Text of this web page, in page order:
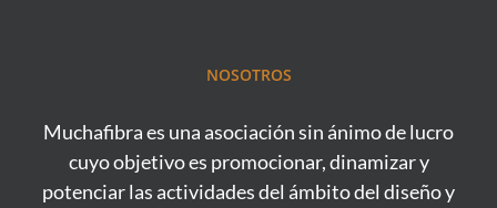
NOSOTROS
Muchafibra es una asociación sin ánimo de lucro
cuyo objetivo es promocionar, dinamizar y
potenciar las actividades del ámbito del diseño y